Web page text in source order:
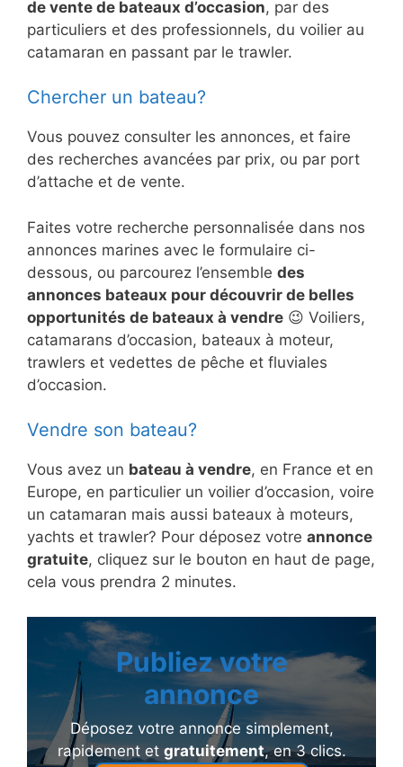
de vente de bateaux d’occasion, par des
particuliers et des professionnels, du voilier au
catamaran en passant par le trawler.
Chercher un bateau?
Vous pouvez consulter les annonces, et faire
des recherches avancées par prix, ou par port
d’attache et de vente.
Faites votre recherche personnalisée dans nos
annonces marines avec le formulaire ci-
dessous, ou parcourez l’ensemble des
annonces bateaux pour découvrir de belles
opportunités de bateaux à vendre 😉 Voiliers,
catamarans d’occasion, bateaux à moteur,
trawlers et vedettes de pêche et fluviales
d’occasion.
Vendre son bateau?
Vous avez un bateau à vendre, en France et en
Europe, en particulier un voilier d’occasion, voire
un catamaran mais aussi bateaux à moteurs,
yachts et trawler? Pour déposez votre annonce
gratuite, cliquez sur le bouton en haut de page,
cela vous prendra 2 minutes.
Publiez votre
annonce
Déposez votre annonce simplement,
rapidement et gratuitement, en 3 clics.